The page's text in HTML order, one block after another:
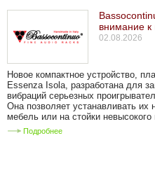
внимание к
02.08.2026
Новое компактное устройство,
Essenza Isola, разработана для
вибраций серьезных
Она позволяет устанавливать их
мебель или на стойки невысокого
Подробнее